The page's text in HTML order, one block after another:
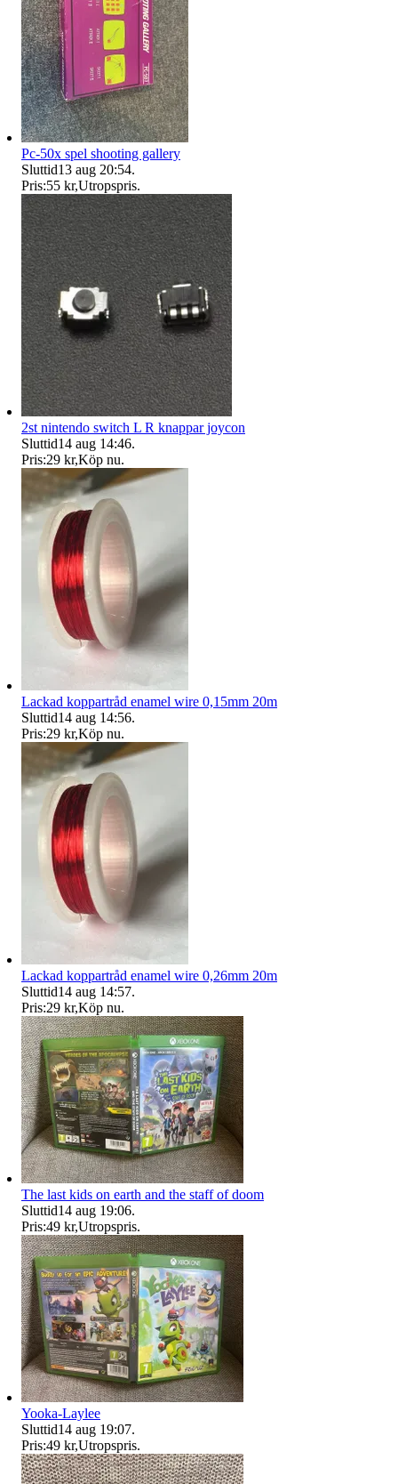
Pc-50x spel shooting gallery
Sluttid13 aug 20:54.
Pris:55 kr,Utropspris.
2st nintendo switch L R knappar joycon
Sluttid14 aug 14:46.
Pris:29 kr,Köp nu.
Lackad koppartråd enamel wire 0,15mm 20m
Sluttid14 aug 14:56.
Pris:29 kr,Köp nu.
Lackad koppartråd enamel wire 0,26mm 20m
Sluttid14 aug 14:57.
Pris:29 kr,Köp nu.
The last kids on earth and the staff of doom
Sluttid14 aug 19:06.
Pris:49 kr,Utropspris.
Yooka-Laylee
Sluttid14 aug 19:07.
Pris:49 kr,Utropspris.